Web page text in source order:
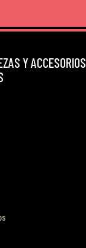
Y ACCESORIOS